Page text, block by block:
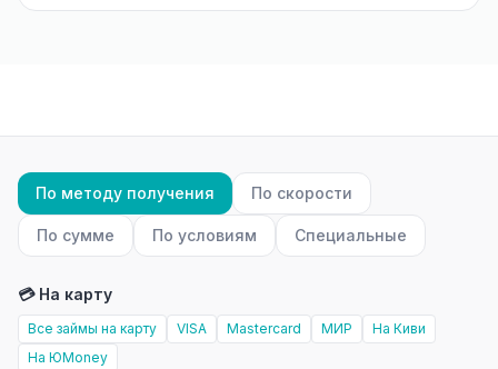
По методу получения По скорости
По сумме По условиям Специальные
💳 На карту
Все займы на карту VISA Mastercard МИР
На Киви
На ЮMoney